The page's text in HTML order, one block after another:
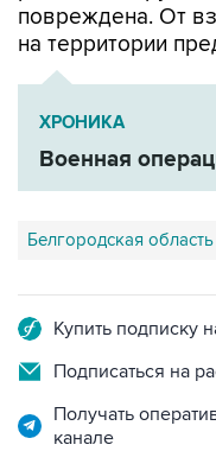
повреждена. От
на территории
ХРОНИКА
Военная
Белгородская область
Купить подписку
Подписаться на
Получать
канале